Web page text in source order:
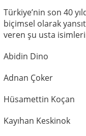
Türkiye’nin son 40
biçimsel olarak
veren şu usta
Abidin Dino
Adnan Çoker
Hüsamettin Koçan
Kayıhan Keskinok